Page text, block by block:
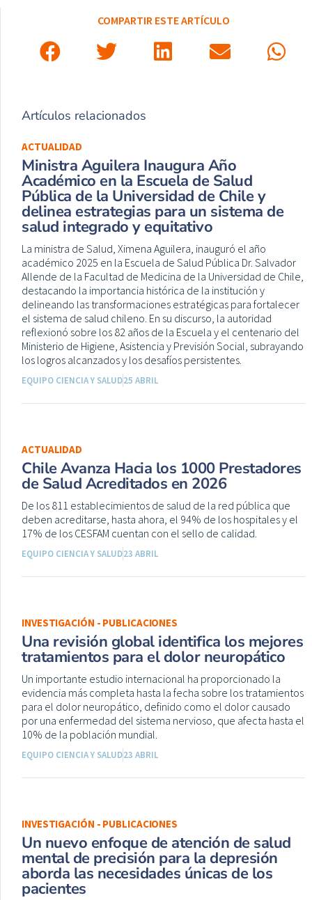
COMPARTIR ESTE ARTÍCULO
Artículos relacionados
ACTUALIDAD
Ministra Aguilera Inaugura Año
Académico en la Escuela de Salud
Pública de la Universidad de Chile y
delinea estrategias para un sistema de
salud integrado y equitativo
La ministra de Salud, Ximena Aguilera, inauguró el año
académico 2025 en la Escuela de Salud Pública Dr. Salvador
Allende de la Facultad de Medicina de la Universidad de Chile,
destacando la importancia histórica de la institución y
delineando las transformaciones estratégicas para fortalecer
el sistema de salud chileno. En su discurso, la autoridad
reflexionó sobre los 82 años de la Escuela y el centenario del
Ministerio de Higiene, Asistencia y Previsión Social, subrayando
los logros alcanzados y los desafíos persistentes.
EQUIPO CIENCIA Y SALUD25 ABRIL
ACTUALIDAD
Chile Avanza Hacia los 1000 Prestadores
de Salud Acreditados en 2026
De los 811 establecimientos de salud de la red pública que
deben acreditarse, hasta ahora, el 94% de los hospitales y el
17% de los CESFAM cuentan con el sello de calidad.
EQUIPO CIENCIA Y SALUD23 ABRIL
INVESTIGACIÓN - PUBLICACIONES
Una revisión global identifica los mejores
tratamientos para el dolor neuropático
Un importante estudio internacional ha proporcionado la
evidencia más completa hasta la fecha sobre los tratamientos
para el dolor neuropático, definido como el dolor causado
por una enfermedad del sistema nervioso, que afecta hasta el
10% de la población mundial.
EQUIPO CIENCIA Y SALUD23 ABRIL
INVESTIGACIÓN - PUBLICACIONES
Un nuevo enfoque de atención de salud
mental de precisión para la depresión
aborda las necesidades únicas de los
pacientes